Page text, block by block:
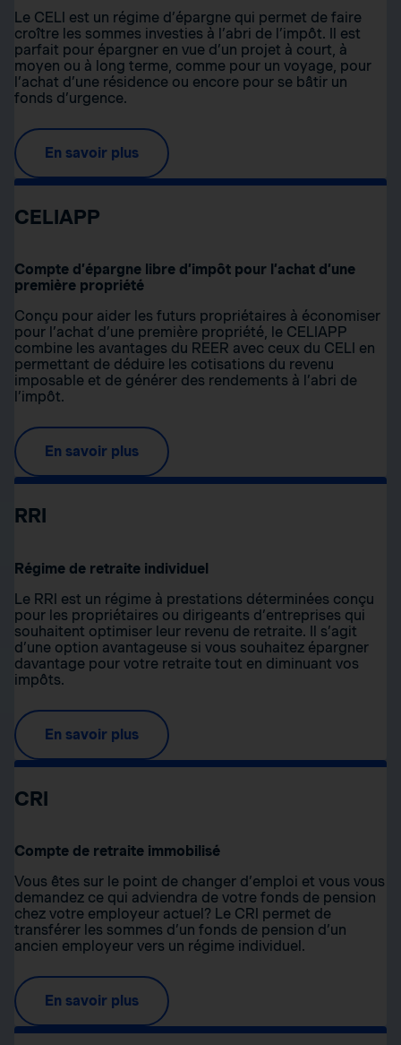
Le CELI est un régime d’épargne qui permet de faire
croître les sommes investies à l’abri de l’impôt. Il est
parfait pour épargner en vue d’un projet à court, à
moyen ou à long terme, comme pour un voyage, pour
l’achat d’une résidence ou encore pour se bâtir un
fonds d’urgence.
En savoir plus
CELIAPP
Compte d’épargne libre d’impôt pour l’achat d’une
première propriété
Conçu pour aider les futurs propriétaires à économiser
pour l’achat d’une première propriété, le CELIAPP
combine les avantages du REER avec ceux du CELI en
permettant de déduire les cotisations du revenu
imposable et de générer des rendements à l’abri de
l’impôt.
En savoir plus
RRI
Régime de retraite individuel
Le RRI est un régime à prestations déterminées conçu
pour les propriétaires ou dirigeants d’entreprises qui
souhaitent optimiser leur revenu de retraite. Il s’agit
d’une option avantageuse si vous souhaitez épargner
davantage pour votre retraite tout en diminuant vos
impôts.
En savoir plus
CRI
Compte de retraite immobilisé
Vous êtes sur le point de changer d’emploi et vous vous
demandez ce qui adviendra de votre fonds de pension
chez votre employeur actuel? Le CRI permet de
transférer les sommes d’un fonds de pension d’un
ancien employeur vers un régime individuel.
En savoir plus